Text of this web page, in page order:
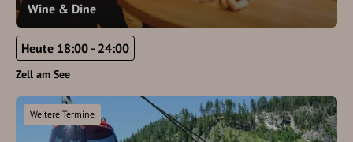
Wine & Dine
Heute 18:00 - 24:00
Zell am See
Weitere Termine